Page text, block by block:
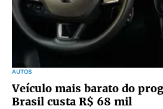
AUTOS
Veículo mais barato do
Brasil custa R$ 68 mil